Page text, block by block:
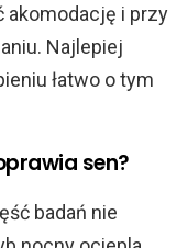
akomodację i przy
Najlepiej
łatwo o tym
sen?
badań nie